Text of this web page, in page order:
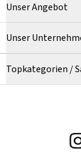
Unser Angebot
Unser
Topkategorien /